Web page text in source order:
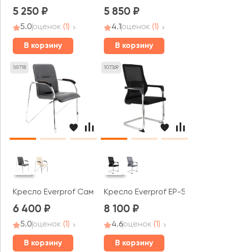
5 250
5.0оценок (1)
В корзину
5 850
4.1оценок (1)
В корзину
161718
Кресло Everprof Самба Вуд СФ / Samba Wood CF
6 400
5.0оценок (1)
В корзину
107369
Кресло Everprof EP-510
8 100
4.6оценок (1)
В корзину